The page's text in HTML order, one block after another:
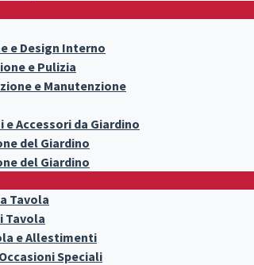
e Design Interno
e Pulizia
e Manutenzione
e Accessori da Giardino
del Giardino
del Giardino
Tavola
Tavola
e Allestimenti
Speciali